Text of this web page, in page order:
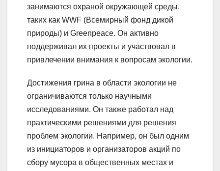
занимаются охраной окружающей среды,
таких как WWF (Всемирный фонд дикой
природы) и Greenpeace. Он активно
поддерживал их проекты и участвовал в
привлечении внимания к вопросам экологии.
Достижения грина в области экологии не
ограничиваются только научными
исследованиями. Он также работал над
практическими решениями для решения
проблем экологии. Например, он был одним
из инициаторов и организаторов акций по
сбору мусора в общественных местах и